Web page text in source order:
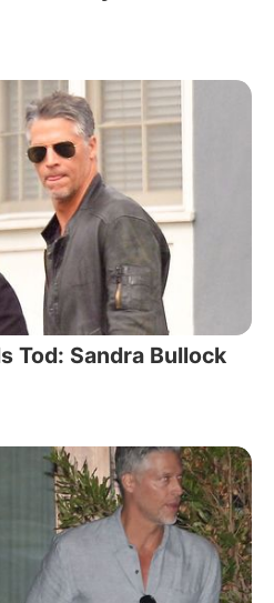
Tod: Sandra Bullock